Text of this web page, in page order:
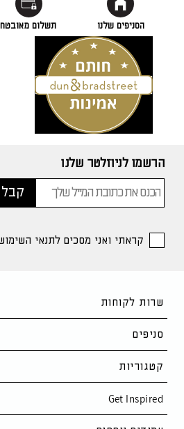
הסניפים שלנו תשלום מאובטח
הרשמו לניוזלטר שלנו
קראתי ואני מסכים לתנאי
שרות לקוחות
צור קשר
1-700-50-80-90
support@kaza.co.il
סניפים
חיפה
פתח תקווה
קטגוריות
סלון
Get Inspired